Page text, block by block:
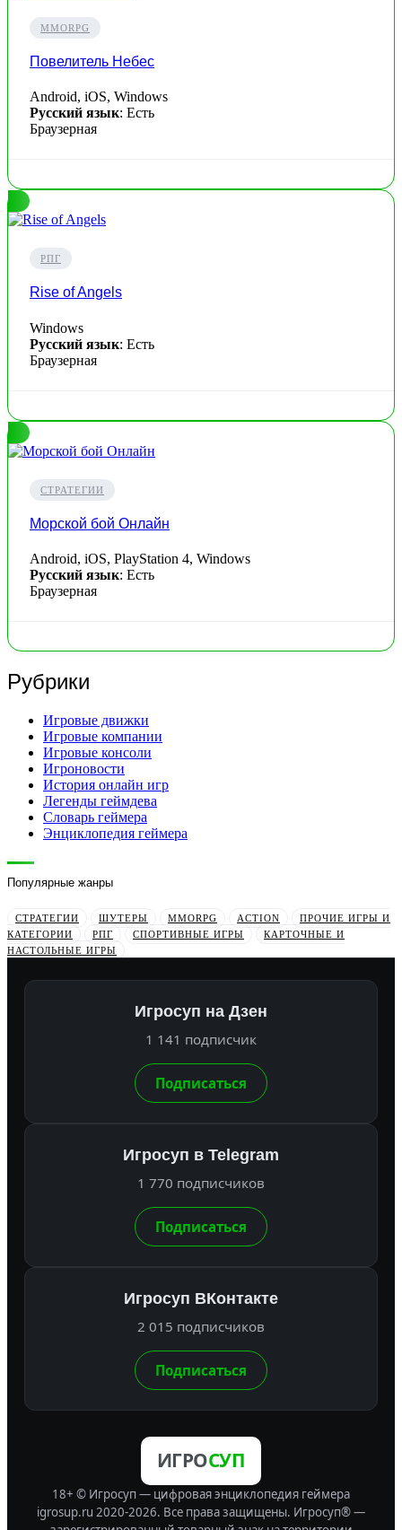
MMORPG
Повелитель Небес
Android, iOS, Windows
Русский язык: Есть
Браузерная
РПГ
Rise of Angels
Windows
Русский язык: Есть
Браузерная
СТРАТЕГИИ
Морской бой Онлайн
Android, iOS, PlayStation 4, Windows
Русский язык: Есть
Браузерная
Рубрики
Игровые движки
Игровые компании
Игровые консоли
Игроновости
История онлайн игр
Легенды геймдева
Словарь геймера
Энциклопедия геймера
Популярные жанры
СТРАТЕГИИ ШУТЕРЫ MMORPG ACTION
ПРОЧИЕ ИГРЫ И
КАТЕГОРИИ
РПГ СПОРТИВНЫЕ ИГРЫ
КАРТОЧНЫЕ И
НАСТОЛЬНЫЕ ИГРЫ
Игросуп на Дзен
1 141 подписчик
Подписаться
Игросуп в Telegram
1 770 подписчиков
Подписаться
Игросуп ВКонтакте
2 015 подписчиков
Подписаться
ИГРОСУП
18+ © Игросуп — цифровая энциклопедия геймера
igrosup.ru 2020-2026. Все права защищены. Игросуп® —